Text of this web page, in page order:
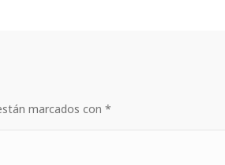
marcados con *